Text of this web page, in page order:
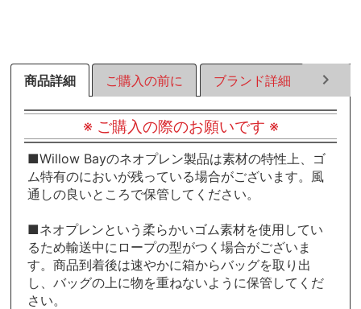
商品詳細 ご購入の前に ブランド詳細 ラッ
※ ご購入の際のお願いです ※
■Willow Bayのネオプレン製品は素材の特性上、ゴ
ム特有のにおいが残っている場合がございます。風
通しの良いところで保管してください。
■ネオプレンという柔らかいゴム素材を使用してい
るため輸送中にロープの型がつく場合がございま
す。商品到着後は速やかに箱からバッグを取り出
し、バッグの上に物を重ねないように保管してくだ
さい。